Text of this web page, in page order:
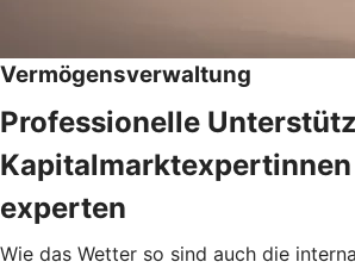
Vermögensverwaltung
Professionelle
experten
Wie das Wetter so sind auch die